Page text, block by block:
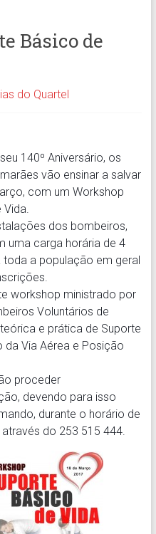
Básico de
do Quartel
140º Aniversário, os
vão ensinar a salvar
com um Workshop
Vida.
dos bombeiros,
uma carga horária de 4
a população em geral
workshop ministrado por
Voluntários de
e prática de Suporte
da Via Aérea e Posição
proceder
devendo para isso
durante o horário de
do 253 515 444.